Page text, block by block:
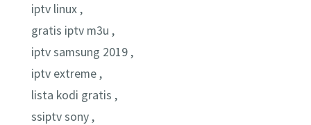
iptv linux ,
gratis iptv m3u ,
iptv samsung 2019 ,
iptv extreme ,
lista kodi gratis ,
ssiptv sony ,